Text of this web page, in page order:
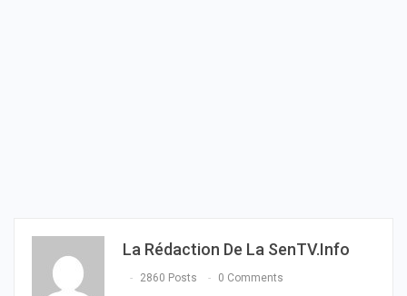
La Rédaction De La SenTV.info
2860 Posts 0 Comments